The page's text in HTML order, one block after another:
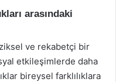
arasındaki
ve rekabetçi bir
etkileşimlerde daha
bireysel farklılıklara